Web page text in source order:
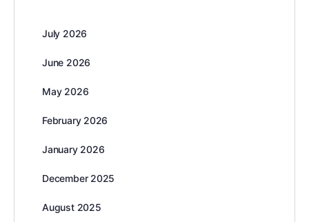
July 2026
June 2026
May 2026
February 2026
January 2026
December 2025
August 2025